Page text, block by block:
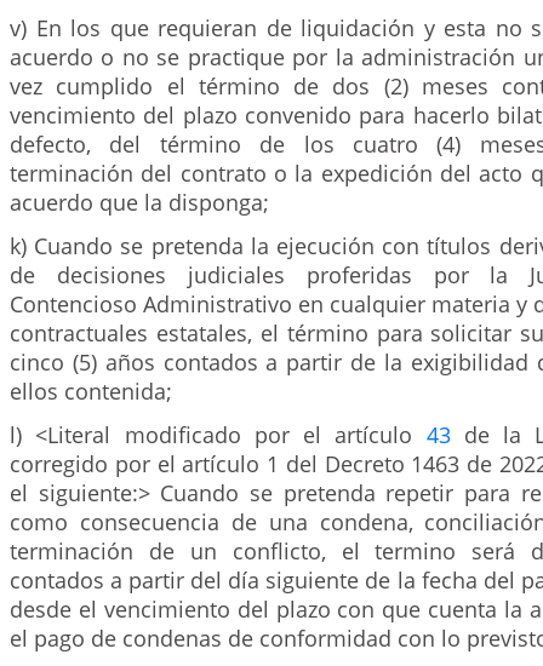
v) En los que requieran de liquidación y esta no
acuerdo o no se practique por la administración
vez cumplido el término de dos (2) meses
vencimiento del plazo convenido para hacerlo
defecto, del término de los cuatro (4)
terminación del contrato o la expedición del acto
acuerdo que la disponga;
k) Cuando se pretenda la ejecución con títulos
de decisiones judiciales proferidas por la
Contencioso Administrativo en cualquier materia y
contractuales estatales, el término para solicitar
cinco (5) años contados a partir de la exigibilidad
ellos contenida;
l) <Literal modificado por el artículo 43de la
corregido por el artículo 1 del Decreto 1463 de
el siguiente:> Cuando se pretenda repetir para
como consecuencia de una condena,
terminación de un conflicto, el termino será
contados a partir del día siguiente de la fecha del
desde el vencimiento del plazo con que cuenta la
el pago de condenas de conformidad con lo